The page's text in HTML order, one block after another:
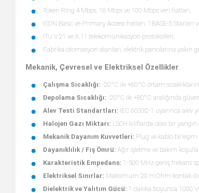
Token Ring 4 Mbps, 16 Mbps ve 100 Mbps veri hatları,
ISDN Basic ve Primary Access hatları, 1BASE-5 Starlan
ITU V.21 ve X.11 telekomünikasyon protokolleri,
Fabrika otomasyon alanları, elektrik panolarına
Mekanik, Çevresel ve Elektriksel Özellikler
Çalışma Sıcaklığı: -20°C ile +60°C ortam
Depolama Sıcaklığı: -20°C ile +80°C aralığında
Alev Testi Standartları: IEC 60332-1 uyarınca alev
Halojen Gazı Miktarı: LS0H kılıflarda olası bir
Mekanik Dayanım Kuvvetleri: Plug ve kablo
Dayanıklılık / Fiş Ömrü: Ağır işletme ve bakım
Karakteristik Empedans: 1-500 MHz geniş frekans
Elektriksel Sınırlar: Maksimum 20 mOhm kontak
Dielektrik ve Yalıtım Gücü: 1 dakika boyunca 1000